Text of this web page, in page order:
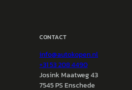
CONTACT
info@autokopen.nl
+31 53 208 4490
Josink Maatweg 43
7545 PS Enschede